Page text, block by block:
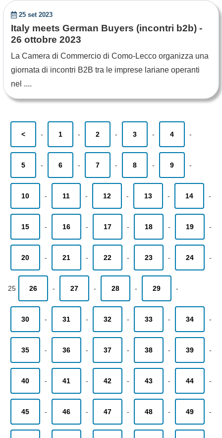
25 set 2023
Italy meets German Buyers (incontri b2b) -
26 ottobre 2023
La Camera di Commercio di Como-Lecco organizza una
giornata di incontri B2B tra le imprese lariane operanti
nel ....
< - 1 - 2 - 3 - 4 -
5 - 6 - 7 - 8 - 9 -
10 - 11 - 12 - 13 - 14 -
15 - 16 - 17 - 18 - 19 -
20 - 21 - 22 - 23 - 24 -
25 26 - 27 - 28 - 29 -
30 - 31 - 32 - 33 - 34 -
35 - 36 - 37 - 38 - 39 -
40 - 41 - 42 - 43 - 44 -
45 - 46 - 47 - 48 - 49 -